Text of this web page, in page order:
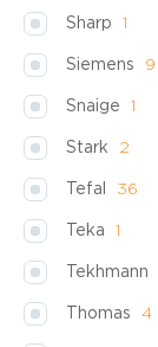
Sharp 1
Siemens 9
Snaige 1
Stark 2
Tefal 36
Teka 1
Tekhmann
Thomas 4